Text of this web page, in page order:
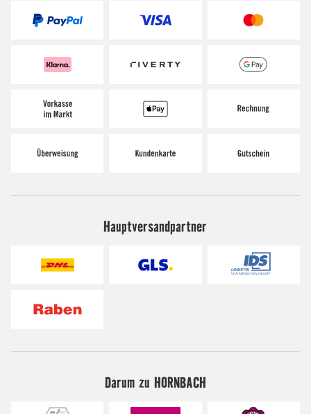
Hauptversandpartner
Darum zu HORNBACH